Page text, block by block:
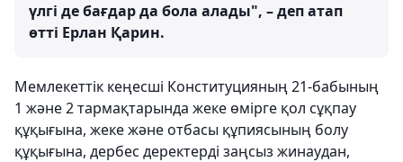
үлгі де бағдар да бола алады", – деп атап
өтті Ерлан Қарин.
Мемлекеттік кеңесші Конституцияның 21-бабының
1 және 2 тармақтарында жеке өмірге қол сұқпау
құқығына, жеке және отбасы құпиясының болу
құқығына, дербес деректерді заңсыз жинаудан,